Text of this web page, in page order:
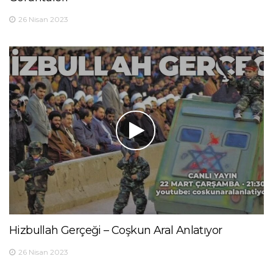
26 Nisan 2023
Hizbullah Gerçeği – Coşkun Aral Anlatıyor
26 Nisan 2023